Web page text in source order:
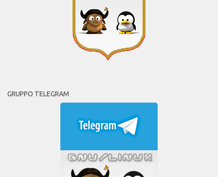
GRUPPO TELEGRAM